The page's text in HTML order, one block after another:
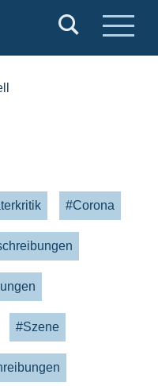
#Corona
#Szene